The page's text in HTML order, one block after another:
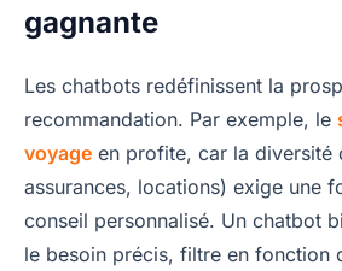
gagnante
Les chatbots redéfinissent la
recommandation. Par exemple, le
voyage en profite, car la diversité
assurances, locations) exige une
conseil personnalisé. Un chatbot
le besoin précis, filtre en fonction